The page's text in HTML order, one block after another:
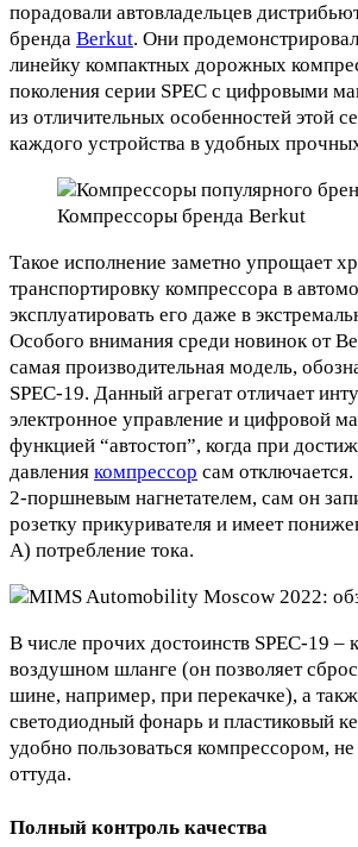
порадовали автовладельцев
бренда Berkut. Они
линейку компактных дорожных
поколения серии SPEC с цифровыми
из отличительных особенностей этой
каждого устройства в удобных
Компрессоры бренда Berkut
Такое исполнение заметно упрощает
транспортировку компрессора в
эксплуатировать его даже в
Особого внимания среди новинок от
самая производительная модель,
SPEC-19. Данный агрегат отличает
электронное управление и цифровой
функцией “автостоп”, когда при
давления компрессор сам
2-поршневым нагнетателем, сам он
розетку прикуривателя и имеет
А) потребление тока.
В числе прочих достоинств SPEC-19 –
воздушном шланге (он позволяет
шине, например, при перекачке), а
светодиодный фонарь и пластиковый
удобно пользоваться компрессором,
оттуда.
Полный контроль качества